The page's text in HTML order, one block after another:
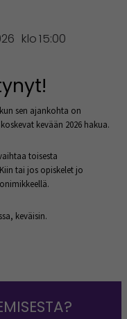
klo15:00
sen ajankohta on
kevään 2026 hakua.
toisesta
tai jos opiskelet jo
keväisin.